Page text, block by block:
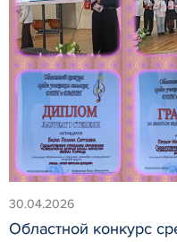
30.04.2026
Областной конкурс